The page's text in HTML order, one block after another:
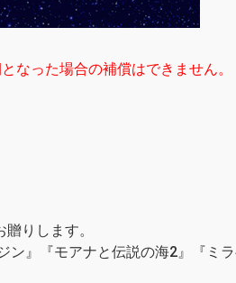
なった場合の補償はできません。
りします。
』『モアナと伝説の海2』『ミ